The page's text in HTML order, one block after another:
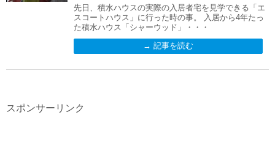
先日、積水ハウスの実際の入居者宅を見学できる「エ
スコートハウス」に行った時の事。 入居から4年たっ
た積水ハウス「シャーウッド」・・・
→ 記事を読む
スポンサーリンク